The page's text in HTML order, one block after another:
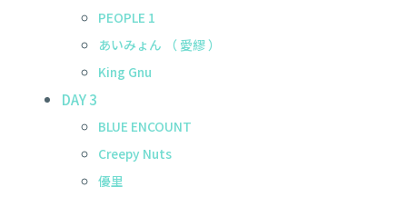
PEOPLE 1
あいみょん （ 愛繆 ）
King Gnu
DAY 3
BLUE ENCOUNT
Creepy Nuts
優里